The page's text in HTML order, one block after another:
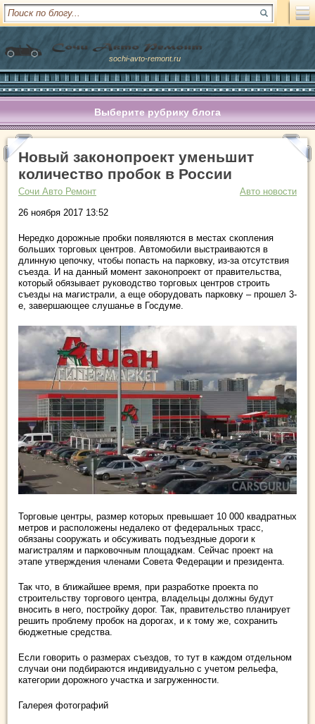
sochi-avto-remont.ru
Выберите рубрику блога
Новый законопроект уменьшит
количество пробок в России
Сочи Авто Ремонт
Авто новости
26 ноября 2017 13:52
Нередко дорожные пробки появляются в местах скопления
больших торговых центров. Автомобили выстраиваются в
длинную цепочку, чтобы попасть на парковку, из-за отсутствия
съезда. И на данный момент законопроект от правительства,
который обязывает руководство торговых центров строить
съезды на магистрали, а еще оборудовать парковку – прошел 3-
е, завершающее слушанье в Госдуме.
Торговые центры, размер которых превышает 10 000 квадратных
метров и расположены недалеко от федеральных трасс,
обязаны сооружать и обсуживать подъездные дороги к
магистралям и парковочным площадкам. Сейчас проект на
этапе утверждения членами Совета Федерации и президента.
Так что, в ближайшее время, при разработке проекта по
строительству торгового центра, владельцы должны будут
вносить в него, постройку дорог. Так, правительство планирует
решить проблему пробок на дорогах, и к тому же, сохранить
бюджетные средства.
Если говорить о размерах съездов, то тут в каждом отдельном
случаи они подбираются индивидуально с учетом рельефа,
категории дорожного участка и загруженности.
Галерея фотографий